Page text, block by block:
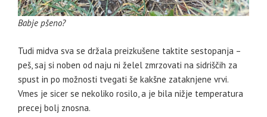
Babje pšeno?
Tudi midva sva se držala preizkušene taktite sestopanja –
peš, saj si noben od naju ni želel zmrzovati na sidriščih za
spust in po možnosti tvegati še kakšne zataknjene vrvi.
Vmes je sicer se nekoliko rosilo, a je bila nižje temperatura
precej bolj znosna.